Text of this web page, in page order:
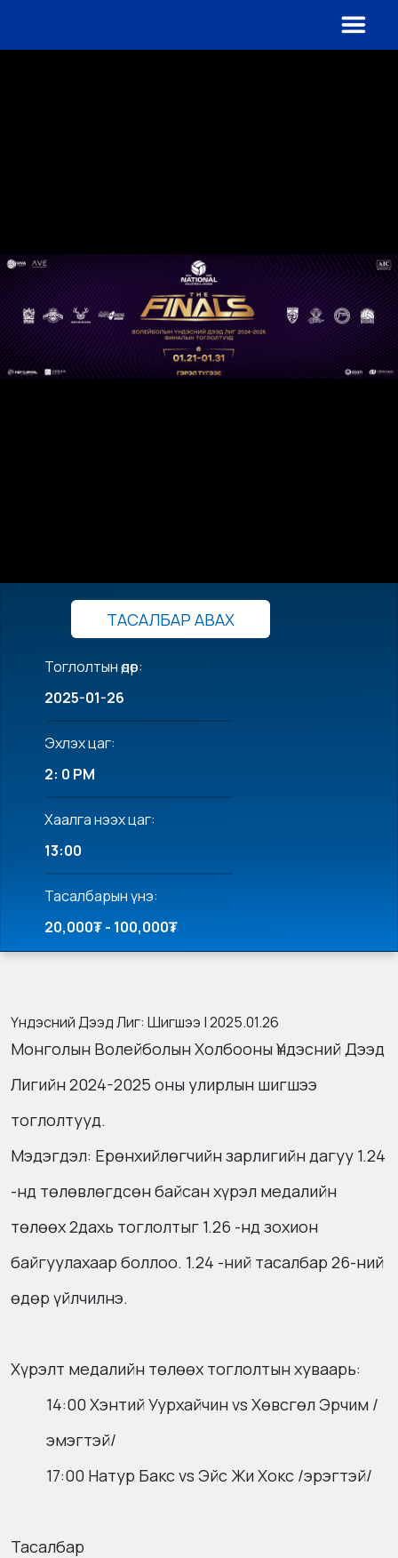
ТАСАЛБАР АВАХ
Тоглолтын өдөр:
2025-01-26
Эхлэх цаг:
2: 0 PM
Хаалга нээх цаг:
13:00
Тасалбарын үнэ:
20,000₮ - 100,000₮
Үндэсний Дээд Лиг: Шигшээ | 2025.01.26
Монголын Волейболын Холбооны Үндэсний Дээд
Лигийн 2024-2025 оны улирлын шигшээ
тоглолтууд.
Мэдэгдэл: Ерөнхийлөгчийн зарлигийн дагуу 1.24
-нд төлөвлөгдсөн байсан хүрэл медалийн
төлөөх 2дахь тоглолтыг 1.26 -нд зохион
байгуулахаар боллоо. 1.24 -ний тасалбар 26-ний
өдөр үйлчилнэ.
Хүрэлт медалийн төлөөх тоглолтын хуваарь:
14:00 Хэнтий Уурхайчин vs Хөвсгөл Эрчим /
эмэгтэй/
17:00 Натур Бакс vs Эйс Жи Хокс /эрэгтэй/
Тасалбар